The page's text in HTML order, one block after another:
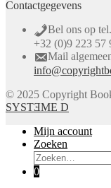
Contactgegevens
Bel ons op
+32 (0)9 223 57
Mail
© 2025 Copyright
SYSTƎME D
Mijn account
Zoeken
Zoeken
naar:
0